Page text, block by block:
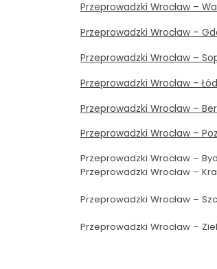
Przeprowadzki Wrocław –
Przeprowadzki Wrocław –
Przeprowadzki Wrocław –
Przeprowadzki Wrocław –
Przeprowadzki Wrocław –
Przeprowadzki Wrocław –
Przeprowadzki Wrocław –
Przeprowadzki Wrocław –
Przeprowadzki Wrocław –
Przeprowadzki Wrocław –